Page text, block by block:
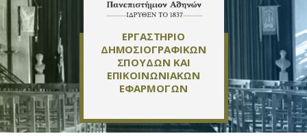
ΕΡΓΑΣΤΗΡΙΟ
ΔΗΜΟΣΙΟΓΡΑΦΙΚΩΝ
ΣΠΟΥΔΩΝ ΚΑΙ
ΕΠΙΚΟΙΝΩΝΙΑΚΩΝ
ΕΦΑΡΜΟΓΩΝ